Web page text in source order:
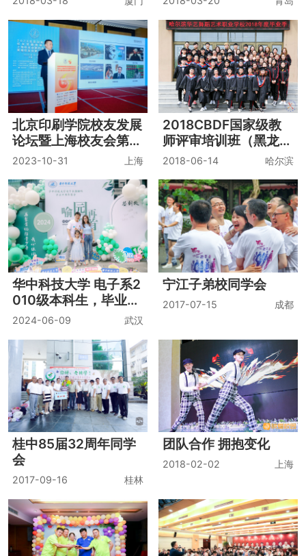
北京印刷学院校友发展
论坛暨上海校友会第四
届年会&黄埔校友会第
2023-10-31 上海
2018CBDF国家级教
师评审培训班（黑龙江
哈尔滨）
2018-06-14 哈尔滨
华中科技大学 电子系2
010级本科生，毕业十
周年团聚活动
2024-06-09 武汉
宁江子弟校同学会
2017-07-15 成都
桂中85届32周年同学
会
2017-09-16 桂林
团队合作 拥抱变化
2018-02-02 上海